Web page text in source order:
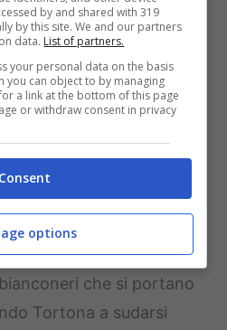
primo tempo chiudendo
52-33.
con l’exploit di
consecutivi per
il rientro, ma la
e risponde colpo su
vantaggio le venti
sul 62-43. Hackett da
ad ampliare il punteggio
che si portano
Tortona a sudarsi
by and shared with 319
by this site. We and our partners
data. List of partners.
your personal data on the basis
you can object to by managing
a link at the bottom of this page
or withdraw consent in privacy
Consent
options